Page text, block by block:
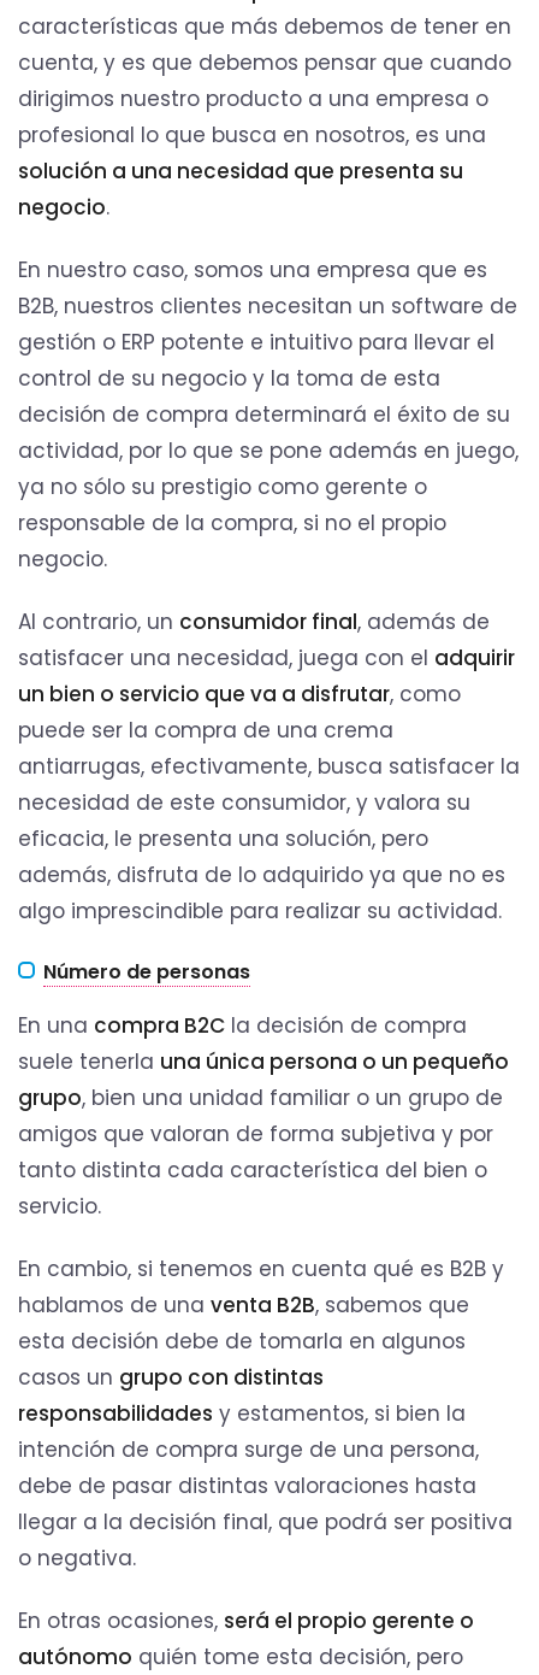
características que más debemos de tener en
cuenta, y es que debemos pensar que cuando
dirigimos nuestro producto a una empresa o
profesional lo que busca en nosotros, es una
solución a una necesidad que presenta su
negocio.
En nuestro caso, somos una empresa que es
B2B, nuestros clientes necesitan un software de
gestión o ERP potente e intuitivo para llevar el
control de su negocio y la toma de esta
decisión de compra determinará el éxito de su
actividad, por lo que se pone además en juego,
ya no sólo su prestigio como gerente o
responsable de la compra, si no el propio
negocio.
Al contrario, un consumidor final, además de
satisfacer una necesidad, juega con el adquirir
un bien o servicio que va a disfrutar, como
puede ser la compra de una crema
antiarrugas, efectivamente, busca satisfacer la
necesidad de este consumidor, y valora su
eficacia, le presenta una solución, pero
además, disfruta de lo adquirido ya que no es
algo imprescindible para realizar su actividad.
Número de personas
En una compra B2C la decisión de compra
suele tenerla una única persona o un pequeño
grupo, bien una unidad familiar o un grupo de
amigos que valoran de forma subjetiva y por
tanto distinta cada característica del bien o
servicio.
En cambio, si tenemos en cuenta qué es B2B y
hablamos de una venta B2B, sabemos que
esta decisión debe de tomarla en algunos
casos un grupo con distintas
responsabilidades y estamentos, si bien la
intención de compra surge de una persona,
debe de pasar distintas valoraciones hasta
llegar a la decisión final, que podrá ser positiva
o negativa.
En otras ocasiones, será el propio gerente o
autónomo quién tome esta decisión, pero